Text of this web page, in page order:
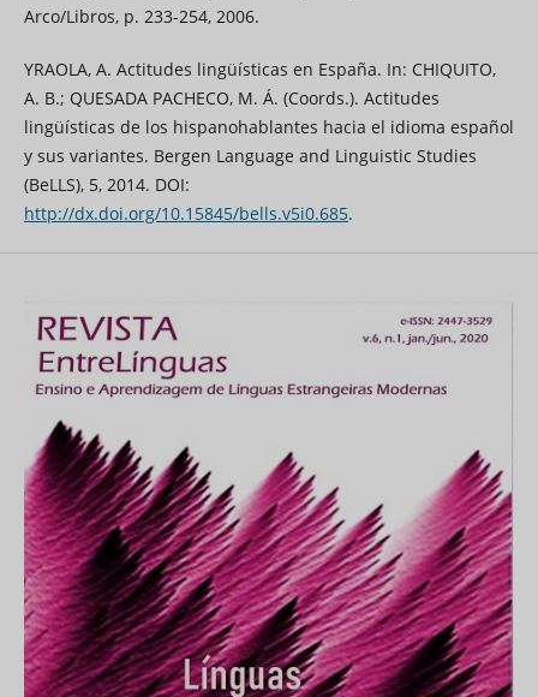
Arco/Libros, p. 233-254, 2006.
YRAOLA, A. Actitudes lingüísticas en España. In: CHIQUITO,
A. B.; QUESADA PACHECO, M. Á. (Coords.). Actitudes
lingüísticas de los hispanohablantes hacia el idioma español
y sus variantes. Bergen Language and Linguistic Studies
(BeLLS), 5, 2014. DOI:
http://dx.doi.org/10.15845/bells.v5i0.685.